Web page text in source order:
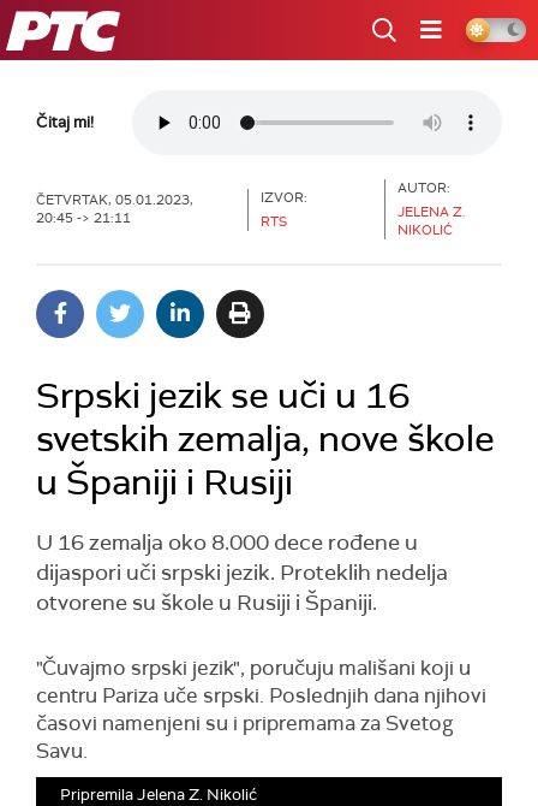
RTS
Čitaj mi!
ČETVRTAK, 05.01.2023,
20:45 -> 21:11
IZVOR:
RTS
AUTOR:
JELENA Z.
NIKOLIĆ
Srpski jezik se uči u 16
svetskih zemalja, nove škole
u Španiji i Rusiji
U 16 zemalja oko 8.000 dece rođene u
dijaspori uči srpski jezik. Proteklih nedelja
otvorene su škole u Rusiji i Španiji.
"Čuvajmo srpski jezik", poručuju mališani koji u
centru Pariza uče srpski. Poslednjih dana njihovi
časovi namenjeni su i pripremama za Svetog
Savu.
Pripremila Jelena Z. Nikolić